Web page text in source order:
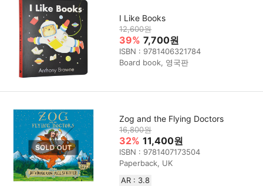
I Like Books
12,600원
39% 7,700원
ISBN : 9781406321784
Board book, 영국판
Zog and the Flying Doctors
16,800원
32% 11,400원
ISBN : 9781407173504
Paperback, UK
AR : 3.8